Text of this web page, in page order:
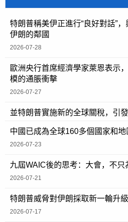
特朗普稱美伊正進行“良好對話”
伊朗的鄰國
2026-07-28
歐洲央行首席經濟學家萊恩表示
模的通脹衝擊
2026-07-27
並特朗普實施新的全球關稅，引
中國已成為全球160多個國家和
2026-07-23
九屆WAIC後的思考：大會，不只
2026-07-21
特朗普威脅對伊朗採取新一輪升
2026-07-17